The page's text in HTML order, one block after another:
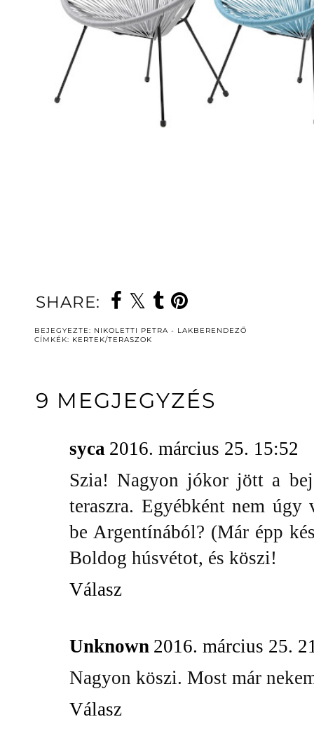
SHARE:
BEJEGYEZTE: NIKOLETTI PETRA - LAKBERENDEZŐ
CÍMKÉK: KERTEK/TERASZOK
9 MEGJEGYZÉS
syca 2016. március 25. 15:52
Szia! Nagyon jókor jött a
teraszra. Egyébként nem
be Argentínából? (Már épp
Boldog húsvétot, és köszi!
Válasz
Unknown 2016. március 25.
Nagyon köszi. Most már
Válasz